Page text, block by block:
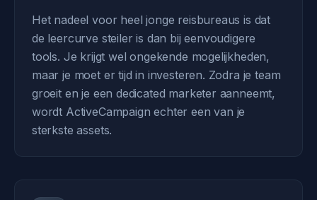
Het nadeel voor heel jonge reisbureaus is dat
de leercurve steiler is dan bij eenvoudigere
tools. Je krijgt wel ongekende mogelijkheden,
maar je moet er tijd in investeren. Zodra je team
groeit en je een dedicated marketer aanneemt,
wordt ActiveCampaign echter een van je
sterkste assets.